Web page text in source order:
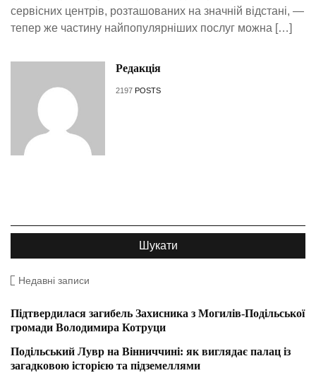
сервісних центрів, розташованих на значній відстані, —
тепер же частину найпопулярніших послуг можна […]
Редакція
2197 POSTS
Недавні записи
Підтвердилася загибель Захисника з Могилів-Подільської
громади Володимира Котруци
Подільський Лувр на Вінниччині: як виглядає палац із
загадковою історією та підземеллями